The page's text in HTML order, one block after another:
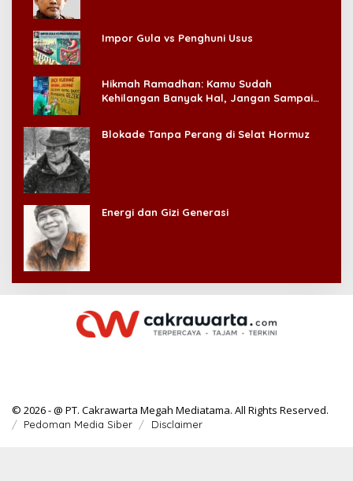
Impor Gula vs Penghuni Usus
Hikmah Ramadhan: Kamu Sudah
Kehilangan Banyak Hal, Jangan Sampai
Blokade Tanpa Perang di Selat Hormuz
Energi dan Gizi Generasi
© 2026 - @ PT. Cakrawarta Megah Mediatama. All Rights Reserved.
Pedoman Media Siber Disclaimer